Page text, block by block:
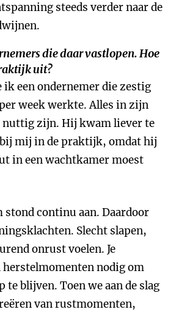
steeds verder naar de
die daar vastlopen. Hoe
uit?
ik een ondernemer die zestig
week werkte. Alles in zijn
nuttig zijn. Hij kwam liever te
bij mij in de praktijk, omdat hij
in een wachtkamer moest
stond continu aan. Daardoor
Slecht slapen,
onrust voelen. Je
herstelmomenten nodig om
te blijven. Toen we aan de slag
van rustmomenten,